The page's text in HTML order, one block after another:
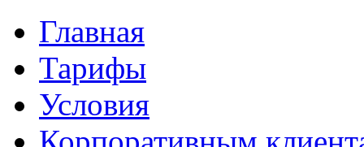
Главная
Тарифы
Условия